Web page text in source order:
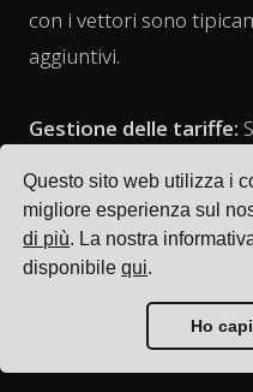
Questo sito web utilizza i
migliore esperienza sul
di più. La nostra
disponibilequi.
Ho
con i vettori sono
aggiuntivi.
Gestione delle tariffe:
FreightPOP.
Modalità di trasporto:
modalità inclusi pacchi,
internazionali.